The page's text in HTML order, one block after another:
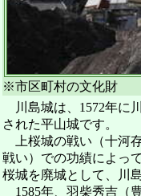
※市区町村の文化財
川島城は、1572年に
された平山城です。
上桜城の戦い（十河
戦い）での功績によっ
桜城を廃城として、川
1585年、羽柴秀吉（